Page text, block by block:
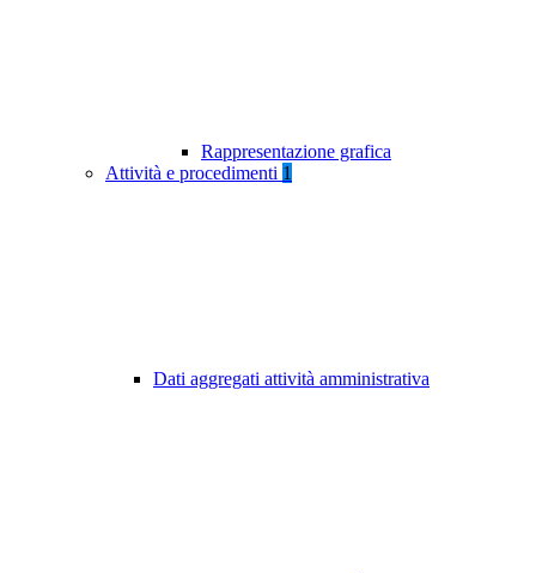
Rappresentazione grafica
Attività e procedimenti 1
Dati aggregati attività amministrativa